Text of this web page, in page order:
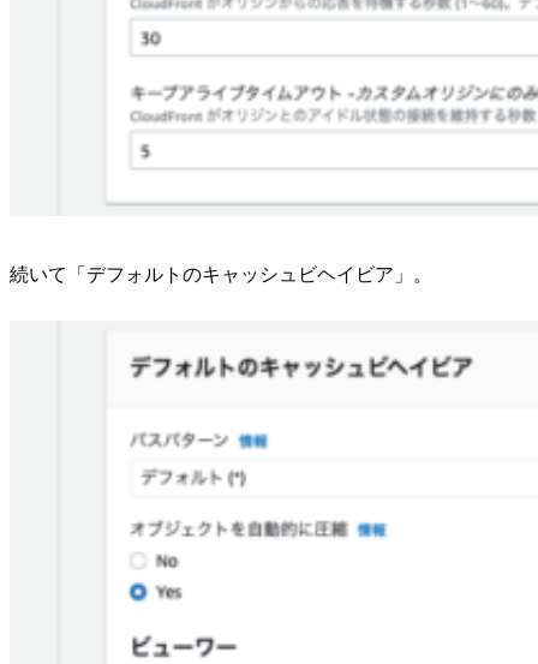
続いて「デフォルトのキャッシュビヘイビア」。